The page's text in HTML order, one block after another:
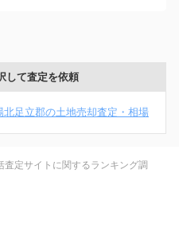
して査定を依頼
北足立郡の土地売却査定・相場
定サイトに関するランキング調